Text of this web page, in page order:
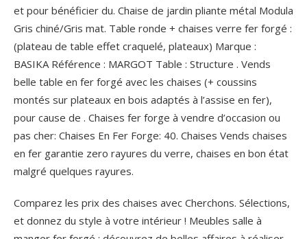
et pour bénéficier du. Chaise de jardin pliante métal Modula
Gris chiné/Gris mat. Table ronde + chaises verre fer forgé :
(plateau de table effet craquelé, plateaux) Marque :
BASIKA Référence : MARGOT Table : Structure . Vends
belle table en fer forgé avec les chaises (+ coussins
montés sur plateaux en bois adaptés à l’assise en fer),
pour cause de . Chaises fer forge à vendre d’occasion ou
pas cher: Chaises En Fer Forge: 40. Chaises Vends chaises
en fer garantie zero rayures du verre, chaises en bon état
malgré quelques rayures.
Comparez les prix des chaises avec Cherchons. Sélections,
et donnez du style à votre intérieur ! Meubles salle à